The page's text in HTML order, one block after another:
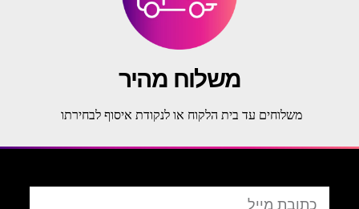
משלוח מהיר
משלוחים עד בית הלקוח או לנקודת איסוף לבחירתו